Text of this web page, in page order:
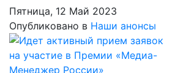
Пятница, 12 Май 2023
Опубликовано в Наши анонсы